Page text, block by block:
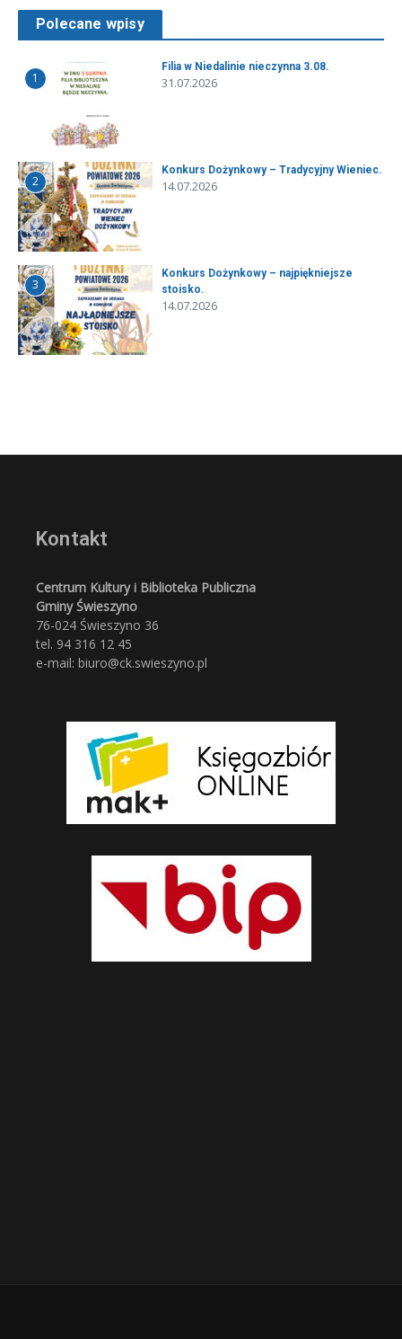
Polecane wpisy
1
Filia w Niedalinie nieczynna 3.08.
31.07.2026
2
Konkurs Dożynkowy – Tradycyjny Wieniec.
14.07.2026
3
Konkurs Dożynkowy – najpiękniejsze
stoisko.
14.07.2026
Kontakt
Centrum Kultury i Biblioteka Publiczna
Gminy Świeszyno
76-024 Świeszyno 36
tel. 94 316 12 45
e-mail: biuro@ck.swieszyno.pl